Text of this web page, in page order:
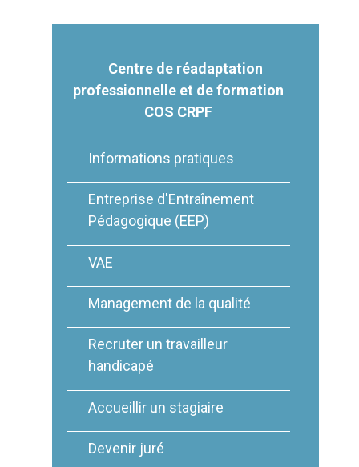
Centre de réadaptation
professionnelle et de formation
COS CRPF
Informations pratiques
Entreprise d'Entraînement
Pédagogique (EEP)
VAE
Management de la qualité
Recruter un travailleur
handicapé
Accueillir un stagiaire
Devenir juré